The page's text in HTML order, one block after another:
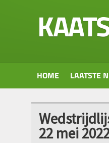
HOME LAATSTE
22 mei